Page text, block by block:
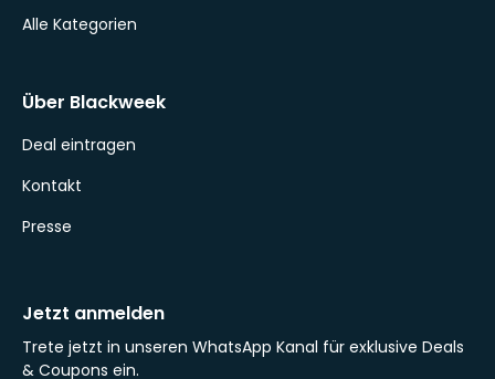
Alle Kategorien
Über Blackweek
Deal eintragen
Kontakt
Presse
Jetzt anmelden
Trete jetzt in unseren WhatsApp Kanal für exklusive Deals
& Coupons ein.